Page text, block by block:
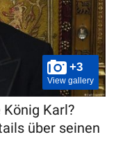
+3
View gallery
Karl?
über seinen